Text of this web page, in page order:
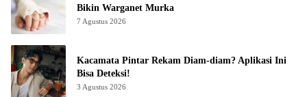
Bikin Warganet Murka
7 Agustus 2026
Kacamata Pintar Rekam Diam-diam? Aplikasi Ini
Bisa Deteksi!
3 Agustus 2026